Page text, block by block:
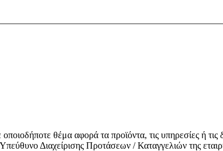
θέμα αφορά τα προϊόντα, τις υπηρεσίες ή τις
Διαχείρισης Προτάσεων / Καταγγελιών της